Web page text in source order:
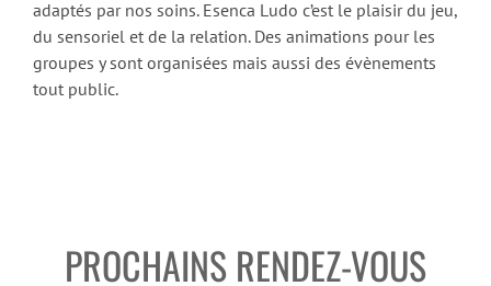
adaptés par nos soins. Esenca Ludo c’est le plaisir du jeu,
du sensoriel et de la relation. Des animations pour les
groupes y sont organisées mais aussi des évènements
tout public.
PROCHAINS RENDEZ-VOUS